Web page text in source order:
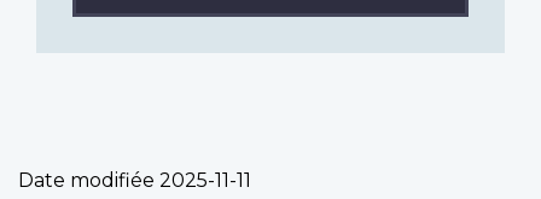
Date modifiée 2025-11-11